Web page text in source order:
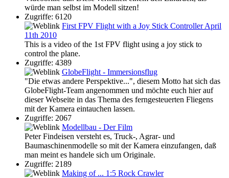
würde man selbst im Modell sitzen!
Zugriffe: 6120
First FPV Flight with a Joy Stick Controller April
11th 2010
This is a video of the 1st FPV flight using a joy stick to
control the plane.
Zugriffe: 4389
GlobeFlight - Immersionsflug
"Die etwas andere Perspektive...", diesem Motto hat sich das
GlobeFlight-Team angenommen und möchte euch hier auf
dieser Webseite in das Thema des ferngesteuerten Fliegens
mit der Kamera eintauchen lassen.
Zugriffe: 2067
Modellbau - Der Film
Peter Findeisen versteht es, Truck-, Agrar- und
Baumaschinenmodelle so mit der Kamera einzufangen, daß
man meint es handele sich um Originale.
Zugriffe: 2189
Making of ... 1:5 Rock Crawler